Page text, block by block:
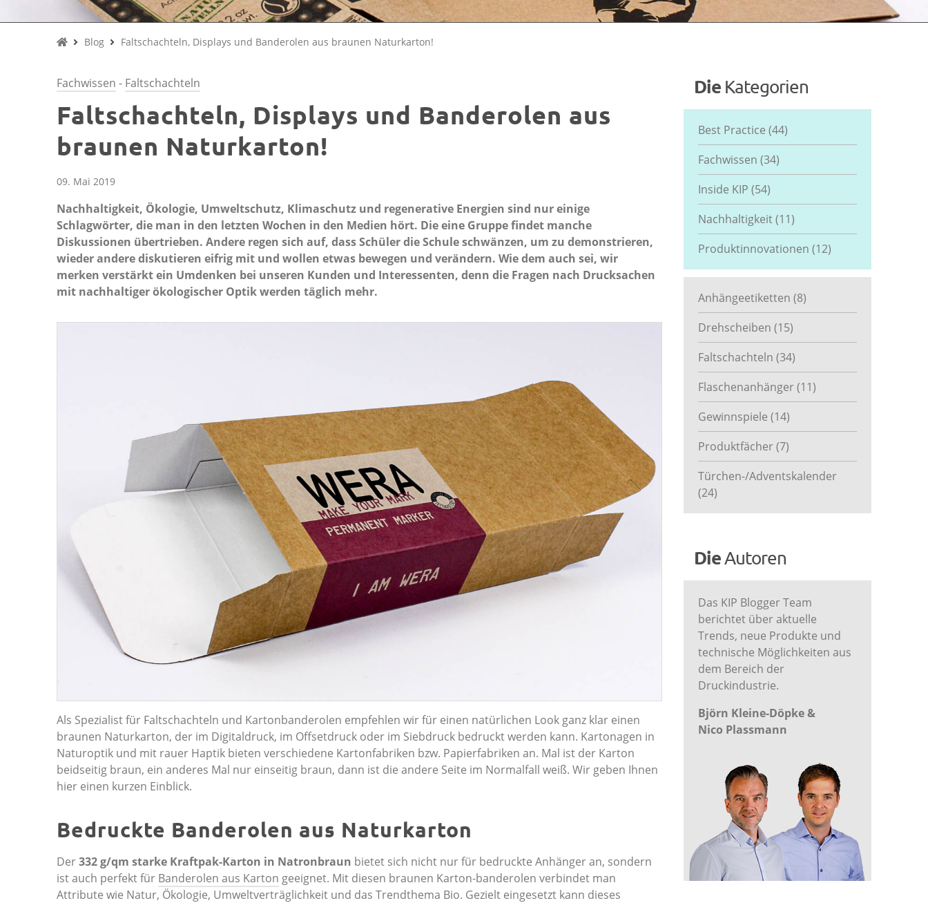
Blog Faltschachteln, Displays und Banderolen aus braunen Naturkarton!
Fachwissen - Faltschachteln
Faltschachteln, Displays und Banderolen aus
braunen Naturkarton!
09. Mai 2019
Nachhaltigkeit, Ökologie, Umweltschutz, Klimaschutz und regenerative Energien sind nur einige
Schlagwörter, die man in den letzten Wochen in den Medien hört. Die eine Gruppe findet manche
Diskussionen übertrieben. Andere regen sich auf, dass Schüler die Schule schwänzen, um zu demonstrieren,
wieder andere diskutieren eifrig mit und wollen etwas bewegen und verändern. Wie dem auch sei, wir
merken verstärkt ein Umdenken bei unseren Kunden und Interessenten, denn die Fragen nach Drucksachen
mit nachhaltiger ökologischer Optik werden täglich mehr.
Als Spezialist für Faltschachteln und Kartonbanderolen empfehlen wir für einen natürlichen Look ganz klar einen
braunen Naturkarton, der im Digitaldruck, im Offsetdruck oder im Siebdruck bedruckt werden kann. Kartonagen in
Naturoptik und mit rauer Haptik bieten verschiedene Kartonfabriken bzw. Papierfabriken an. Mal ist der Karton
beidseitig braun, ein anderes Mal nur einseitig braun, dann ist die andere Seite im Normalfall weiß. Wir geben Ihnen
hier einen kurzen Einblick.
Bedruckte Banderolen aus Naturkarton
Der332 g/qm starke Kraftpak-Karton in Natronbraun bietet sich nicht nur für bedruckte Anhänger an, sondern
ist auch perfekt für Banderolen aus Karton geeignet. Mit diesen braunen Karton-banderolen verbindet man
Attribute wie Natur, Ökologie, Umweltverträglichkeit und das Trendthema Bio. Gezielt eingesetzt kann dieses
Die Kategorien
Best Practice (44)
Fachwissen (34)
Inside KIP (54)
Nachhaltigkeit(11)
Produktinnovationen (12)
Anhängeetiketten (8)
Drehscheiben (15)
Faltschachteln (34)
Flaschenanhänger(11)
Gewinnspiele (14)
Produktfächer(7)
Türchen-/Adventskalender
(24)
DieAutoren
Das KIP Blogger Team
berichtet über aktuelle
Trends, neue Produkte und
technische Möglichkeiten aus
dem Bereich der
Druckindustrie.
Björn Kleine-Döpke &
Nico Plassmann